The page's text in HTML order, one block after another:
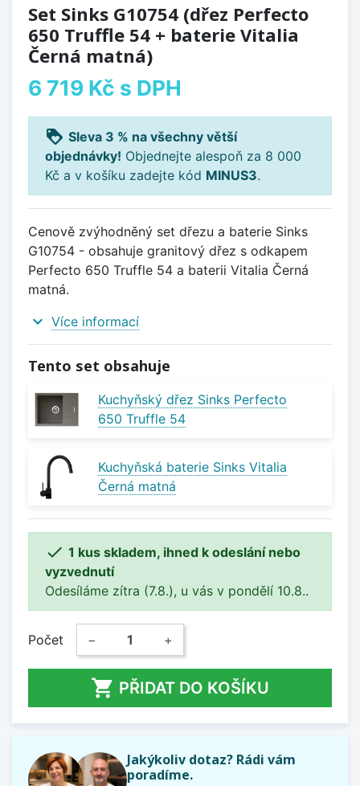
Set Sinks G10754 (dřez Perfecto
650 Truffle 54 + baterie Vitalia
Černá matná)
6 719 Kč s DPH
loyalty Sleva 3 % na všechny větší
objednávky! Objednejte alespoň za 8 000
Kč a v košíku zadejte kód MINUS3.
Cenově zvýhodněný set dřezu a baterie Sinks
G10754 - obsahuje granitový dřez s odkapem
Perfecto 650 Truffle 54 a baterii Vitalia Černá
matná.
expand_more Více informací
Tento set obsahuje
Kuchyňský dřez Sinks Perfecto
650 Truffle 54
Kuchyňská baterie Sinks Vitalia
Černá matná
 1 kus skladem, ihned k odeslání nebo
vyzvednutí
Odesíláme zítra (7.8.), u vás v pondělí 10.8..
Počet − +
 PŘIDAT DO KOŠÍKU
Jakýkoliv dotaz? Rádi vám
poradíme.